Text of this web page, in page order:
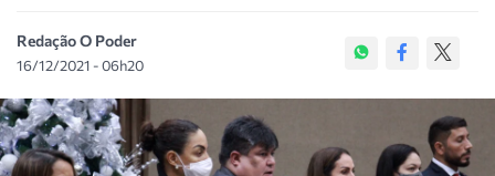
Redação O Poder
16/12/2021 - 06h20